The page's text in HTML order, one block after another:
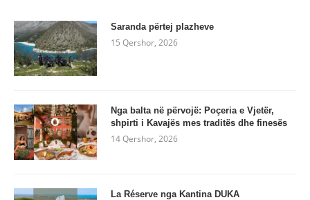
Saranda përtej plazheve
15 Qershor, 2026
Nga balta në përvojë: Poçeria e Vjetër,
shpirti i Kavajës mes traditës dhe finesës
14 Qershor, 2026
La Réserve nga Kantina DUKA